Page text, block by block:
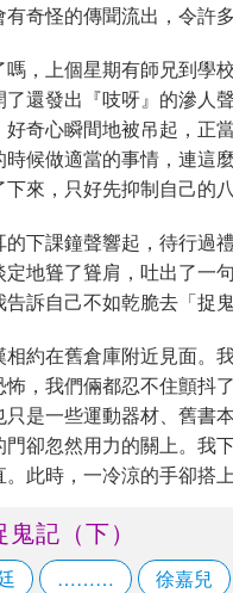
奇怪的傳聞流出，令許
嗎，上個星期有師兄到
還發出『吱呀』的滲人
奇心瞬間地被吊起，正
候做適當的事情，連這
下來，只好先抑制自己的八
下課鐘聲響起，待行過
地聳了聳肩，吐出了一
訴自己不如乾脆去「捉
約在舊倉庫附近見面。
，我們倆都忍不住顫抖
是一些運動器材、舊書
卻忽然用力的關上。我
。此時，一冷涼的手卻
記（下）
……… 徐嘉兒